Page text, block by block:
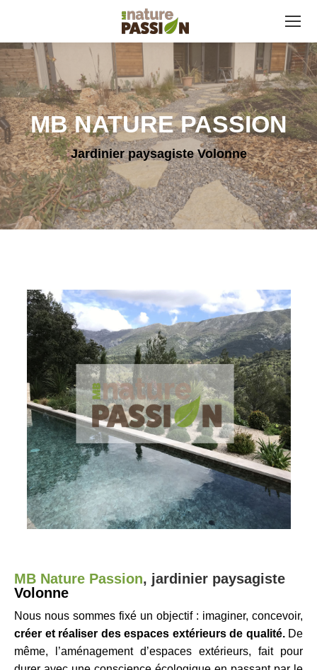
MB NATURE PASSION
Jardinier paysagiste Volonne
MB Nature Passion, jardinier paysagiste
Volonne
Nous nous sommes fixé un objectif : imaginer, concevoir,
créer et réaliser des espaces extérieurs de qualité.De
même, l’aménagement d’espaces extérieurs, fait pour